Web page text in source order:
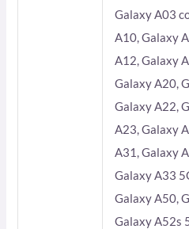
Galaxy A03
A10, Galaxy
A12, Galaxy
Galaxy A20,
Galaxy A22,
A23, Galaxy
A31, Galaxy
Galaxy A33
Galaxy A50,
Galaxy A52s